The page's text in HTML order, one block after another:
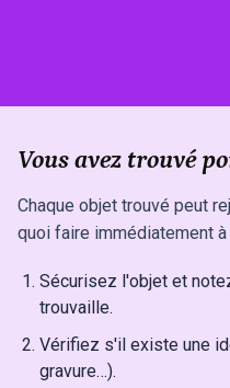
Vous avez trouvé
Chaque objet trouvé peut
quoi faire immédiatement à
Sécurisez l'objet et
trouvaille.
Vérifiez s'il existe une
gravure…).